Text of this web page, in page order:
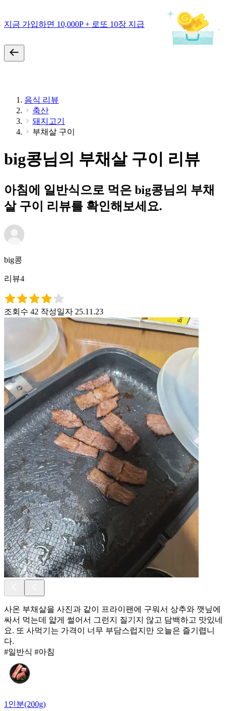
지금 가입하면 10,000P + 로또 10장 지급
음식 리뷰
축산
돼지고기
부채살 구이
big콩님의 부채살 구이 리뷰
아침에 일반식으로 먹은 big콩님의 부채
살 구이 리뷰를 확인해보세요.
big콩
리뷰4
조회수 42 작성일자 25.11.23
사온 부채살을 사진과 같이 프라이팬에 구워서 상추와 깻닢에
싸서 먹는데 얇게 썰어서 그런지 질기지 않고 담백하고 맛있네
요. 또 사먹기는 가격이 너무 부담스럽지만 오늘은 즐기렵니
다.
#일반식 #아침
1인분(200g)